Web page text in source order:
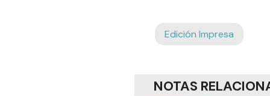
Edición Impresa
NOTAS